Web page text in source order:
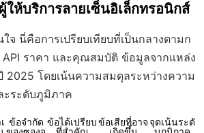
ให้บริการลายเซ็นอิเล็กทรอนิกส์
จ นี่คือการเปรียบเทียบที่เป็นกลางตามก
API ราคา และคุณสมบัติ ข้อมูลจากแหล่ง
โดยเน้นความสมดุลระหว่างความ
ะระดับภูมิภาค
ข้อจำกัด ข้อได้เปรียบข้อเสียที่อาจจุดเน้นระดั